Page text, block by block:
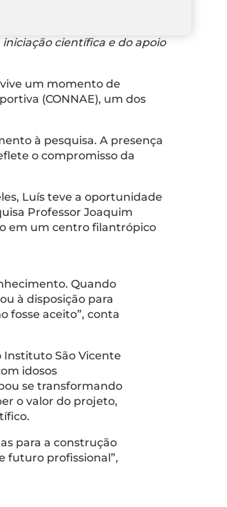
científica e do apoio
um momento de
(CONNAE), um dos
à pesquisa. A presença
o compromisso da
Luís teve a oportunidade
Professor Joaquim
em um centro filantrópico
Quando
à disposição para
fosse aceito”, conta
São Vicente
idosos
se transformando
o valor do projeto,
para a construção
futuro profissional”,